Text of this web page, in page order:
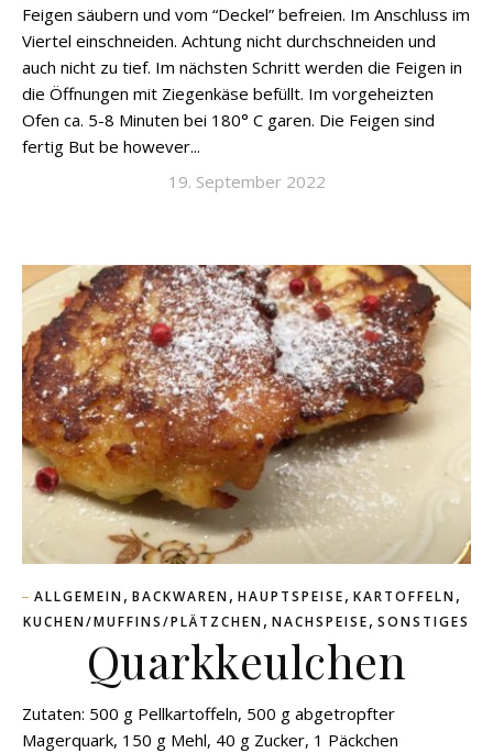
Feigen säubern und vom “Deckel” befreien. Im Anschluss im
Viertel einschneiden. Achtung nicht durchschneiden und
auch nicht zu tief. Im nächsten Schritt werden die Feigen in
die Öffnungen mit Ziegenkäse befüllt. Im vorgeheizten
Ofen ca. 5-8 Minuten bei 180° C garen. Die Feigen sind
fertig But be however...
19. September 2022
ALLGEMEIN, BACKWAREN, HAUPTSPEISE, KARTOFFELN,
KUCHEN/MUFFINS/PLÄTZCHEN, NACHSPEISE, SONSTIGES
Quarkkeulchen
Zutaten: 500 g Pellkartoffeln, 500 g abgetropfter
Magerquark, 150 g Mehl, 40 g Zucker, 1 Päckchen